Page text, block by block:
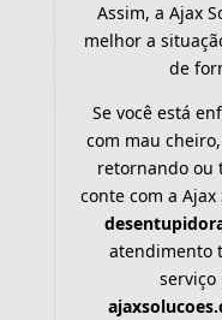
Assim, a Ajax
melhor a
de
Se você está
com mau
retornando ou
conte com a
atendimento
serviço